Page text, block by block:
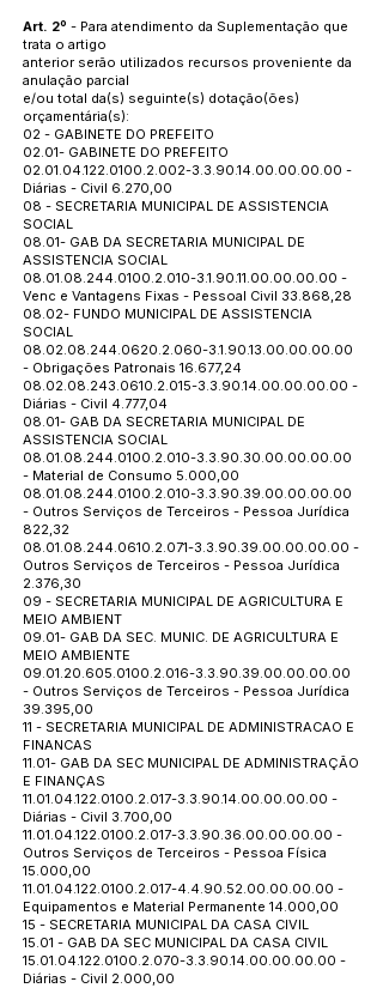
Art. 2º - Para atendimento da Suplementação que
trata o artigo
anterior serão utilizados recursos proveniente da
anulação parcial
e/ou total da(s) seguinte(s) dotação(ões)
orçamentária(s):
02 - GABINETE DO PREFEITO
02.01- GABINETE DO PREFEITO
02.01.04.122.0100.2.002-3.3.90.14.00.00.00.00 -
Diárias - Civil 6.270,00
08 - SECRETARIA MUNICIPAL DE ASSISTENCIA
SOCIAL
08.01- GAB DA SECRETARIA MUNICIPAL DE
ASSISTENCIA SOCIAL
08.01.08.244.0100.2.010-3.1.90.11.00.00.00.00 -
Venc e Vantagens Fixas - Pessoal Civil 33.868,28
08.02- FUNDO MUNICIPAL DE ASSISTENCIA
SOCIAL
08.02.08.244.0620.2.060-3.1.90.13.00.00.00.00
- Obrigações Patronais 16.677,24
08.02.08.243.0610.2.015-3.3.90.14.00.00.00.00 -
Diárias - Civil 4.777,04
08.01- GAB DA SECRETARIA MUNICIPAL DE
ASSISTENCIA SOCIAL
08.01.08.244.0100.2.010-3.3.90.30.00.00.00.00
- Material de Consumo 5.000,00
08.01.08.244.0100.2.010-3.3.90.39.00.00.00.00
- Outros Serviços de Terceiros - Pessoa Jurídica
822,32
08.01.08.244.0610.2.071-3.3.90.39.00.00.00.00 -
Outros Serviços de Terceiros - Pessoa Jurídica
2.376,30
09 - SECRETARIA MUNICIPAL DE AGRICULTURA E
MEIO AMBIENT
09.01- GAB DA SEC. MUNIC. DE AGRICULTURA E
MEIO AMBIENTE
09.01.20.605.0100.2.016-3.3.90.39.00.00.00.00
- Outros Serviços de Terceiros - Pessoa Jurídica
39.395,00
11 - SECRETARIA MUNICIPAL DE ADMINISTRACAO E
FINANCAS
11.01- GAB DA SEC MUNICIPAL DE ADMINISTRAÇÃO
E FINANÇAS
11.01.04.122.0100.2.017-3.3.90.14.00.00.00.00 -
Diárias - Civil 3.700,00
11.01.04.122.0100.2.017-3.3.90.36.00.00.00.00 -
Outros Serviços de Terceiros - Pessoa Física
15.000,00
11.01.04.122.0100.2.017-4.4.90.52.00.00.00.00 -
Equipamentos e Material Permanente 14.000,00
15 - SECRETARIA MUNICIPAL DA CASA CIVIL
15.01 - GAB DA SEC MUNICIPAL DA CASA CIVIL
15.01.04.122.0100.2.070-3.3.90.14.00.00.00.00 -
Diárias - Civil 2.000,00